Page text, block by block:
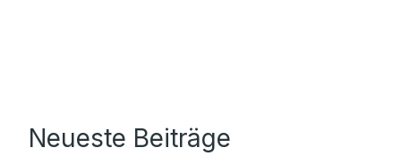
Neueste Beiträge